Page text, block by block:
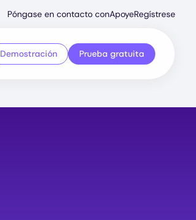
Secondary
Menu
Póngase en contacto conApoyeRegístrese
Demostración Prueba gratuita